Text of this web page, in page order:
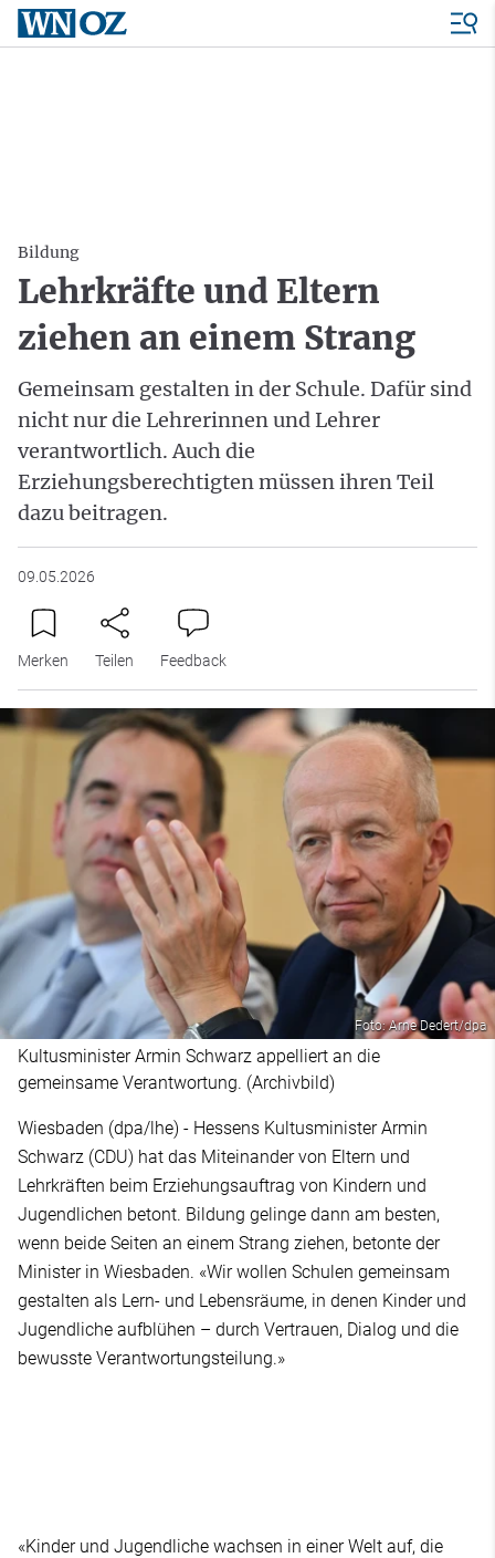
Bildung
Lehrkräfte und Eltern
ziehen an einem Strang
Gemeinsam gestalten in der Schule. Dafür sind
nicht nur die Lehrerinnen und Lehrer
verantwortlich. Auch die
Erziehungsberechtigten müssen ihren Teil
dazu beitragen.
09.05.2026
Merken Teilen Feedback
Foto: Arne Dedert/dpa
Kultusminister Armin Schwarz appelliert an die
gemeinsame Verantwortung. (Archivbild)
Wiesbaden (dpa/lhe) - Hessens Kultusminister Armin
Schwarz (CDU) hat das Miteinander von Eltern und
Lehrkräften beim Erziehungsauftrag von Kindern und
Jugendlichen betont. Bildung gelinge dann am besten,
wenn beide Seiten an einem Strang ziehen, betonte der
Minister in Wiesbaden. «Wir wollen Schulen gemeinsam
gestalten als Lern- und Lebensräume, in denen Kinder und
Jugendliche aufblühen – durch Vertrauen, Dialog und die
bewusste Verantwortungsteilung.»
«Kinder und Jugendliche wachsen in einer Welt auf, die